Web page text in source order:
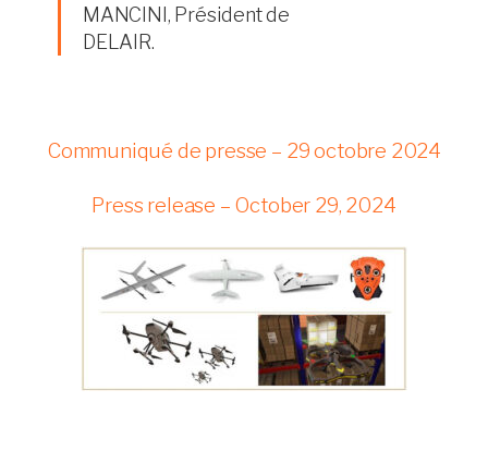
MANCINI, Président de
DELAIR.
Communiqué de presse – 29 octobre 2024
Press release – October 29, 2024